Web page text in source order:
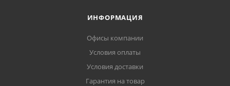
ИНФОРМАЦИЯ
Офисы компании
Условия оплаты
Условия доставки
Гарантия на товар